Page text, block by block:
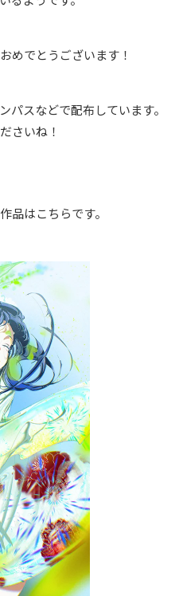
めでとうございます！
パスなどで配布しています。
さいね！
品はこちらです。